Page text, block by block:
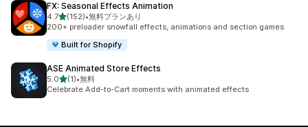
FX: Seasonal Effects Animation
4.75つ星中
(152)
合計レビュー数：152件
•無料プランあり
200+ preloader snowfall effects, animations and section games
Built for Shopify
ASE Animated Store Effects
5.05つ星中
(1)
合計レビュー数：1件
•無料
Celebrate Add-to-Cart moments with animated effects